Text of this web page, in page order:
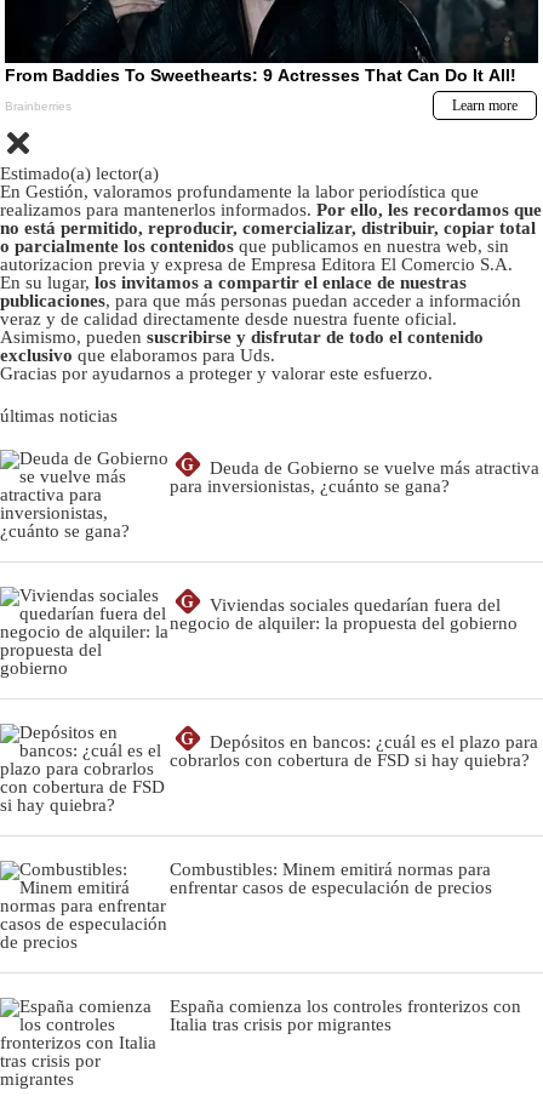
Estimado(a) lector(a)
En Gestión, valoramos profundamente la labor periodística que
realizamos para mantenerlos informados. Por ello, les recordamos que
no está permitido, reproducir, comercializar, distribuir, copiar total
o parcialmente los contenidos que publicamos en nuestra web, sin
autorizacion previa y expresa de Empresa Editora El Comercio S.A.
En su lugar, los invitamos a compartir el enlace de nuestras
publicaciones, para que más personas puedan acceder a información
veraz y de calidad directamente desde nuestra fuente oficial.
Asimismo, pueden suscribirse y disfrutar de todo el contenido
exclusivo que elaboramos para Uds.
Gracias por ayudarnos a proteger y valorar este esfuerzo.
últimas noticias
G
Deuda de Gobierno se vuelve más atractiva
para inversionistas, ¿cuánto se gana?
G
Viviendas sociales quedarían fuera del
negocio de alquiler: la propuesta del gobierno
G
Depósitos en bancos: ¿cuál es el plazo para
cobrarlos con cobertura de FSD si hay quiebra?
Combustibles: Minem emitirá normas para
enfrentar casos de especulación de precios
España comienza los controles fronterizos con
Italia tras crisis por migrantes